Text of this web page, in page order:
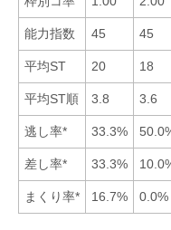
能力指数 45 45
平均ST 20 18
平均ST順 3.8 3.6
逃し率* 33.3%
差し率* 33.3%
まくり率* 16.7% 0.0%